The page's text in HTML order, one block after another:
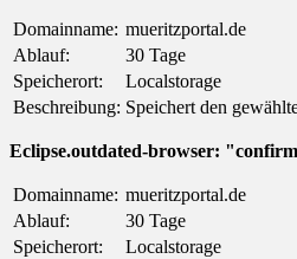
Domainname: mueritzportal.de
Ablauf:
30 Tage
Speicherort:
Localstorage
Beschreibung: Speichert den
Eclipse.outdated-browser:
Domainname: mueritzportal.de
Ablauf:
30 Tage
Speicherort:
Localstorage